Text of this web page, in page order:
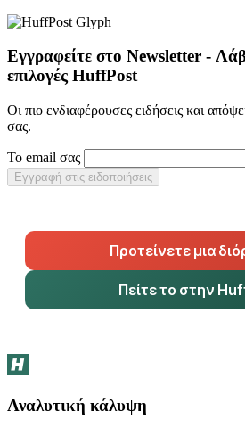
Εγγραφείτε στο Newsletter -
επιλογές HuffPost
Οι πιο ενδιαφέρουσες ειδήσεις και
σας.
Το email σας
Εγγραφή στις ειδοποιήσεις
Προτείνετε μια
Πείτε το στην
Αναλυτική κάλυψη